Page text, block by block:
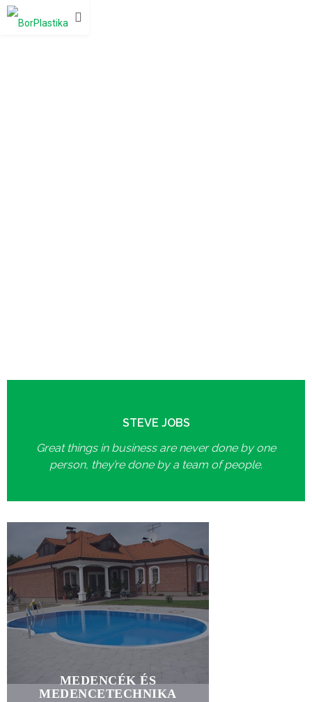
STEVE JOBS
Great things in business are never done by one
person, they’re done by a team of people.
MEDENCÉK ÉS
MEDENCETECHNIKA